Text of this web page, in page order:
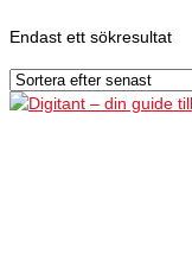
Endast ett sökresultat